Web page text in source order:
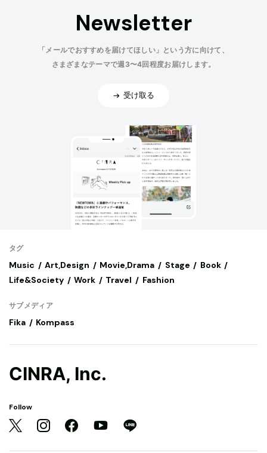
Newsletter
「メールでおすすめを届けてほしい」という方に向けて、
さまざまなテーマで週3〜4回程度お届けします。
受け取る
タグ
Music Art,Design Movie,Drama Stage
Book
Life&Society
Work Travel Fashion
サブメディア
Fika Kompass
CINRA, Inc.
Follow